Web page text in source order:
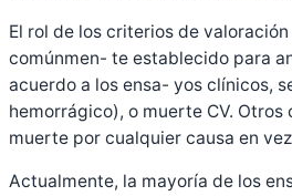
El rol de los criterios de
comúnmen- te establecido para
acuerdo a los ensa- yos clínicos,
hemorrágico), o muerte CV.
muerte por cualquier causa en
Actualmente, la mayoría de los